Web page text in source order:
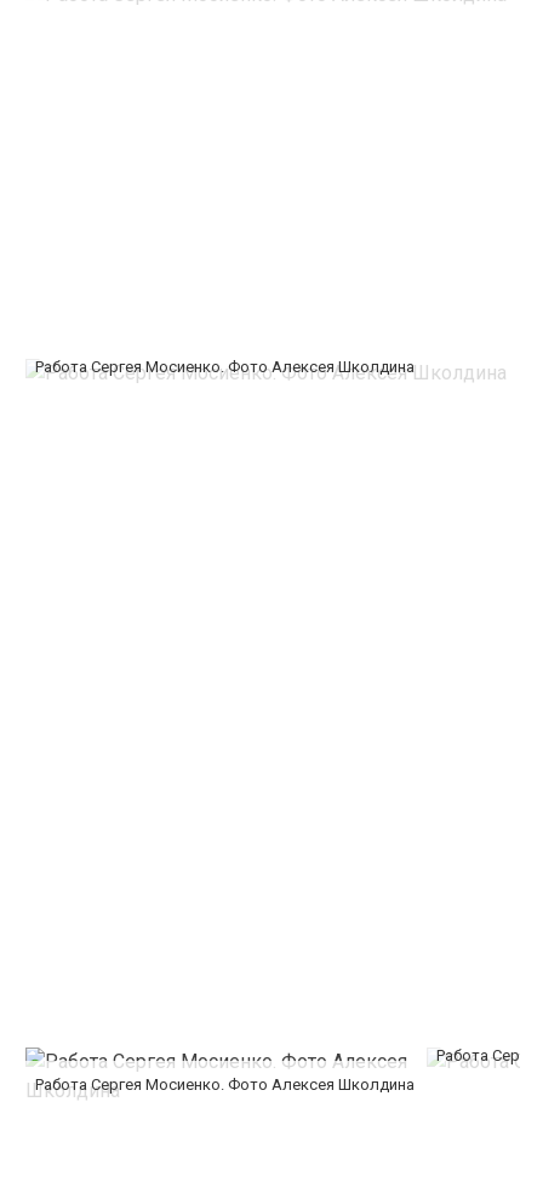
Работа Сергея Мосиенко. Фото Алексея Школдина
Работа Сергея Мосиенко. Фото Алексея Школдина
Работа